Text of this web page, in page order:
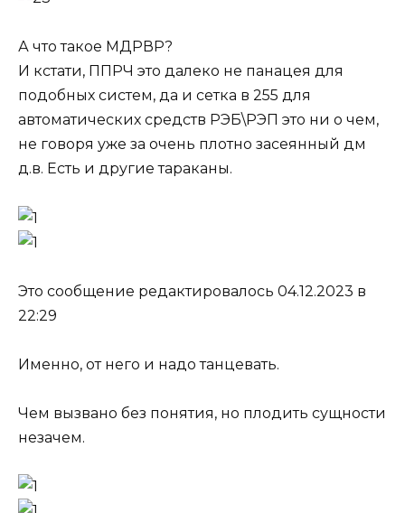
А что такое МДРВР?
И кстати, ППРЧ это далеко не панацея для
подобных систем, да и сетка в 255 для
автоматических средств РЭБ\РЭП это ни о чем,
не говоря уже за очень плотно засеянный дм
д.в. Есть и другие тараканы.
Это сообщение редактировалось 04.12.2023 в
22:29
Именно, от него и надо танцевать.
Чем вызвано без понятия, но плодить сущности
незачем.